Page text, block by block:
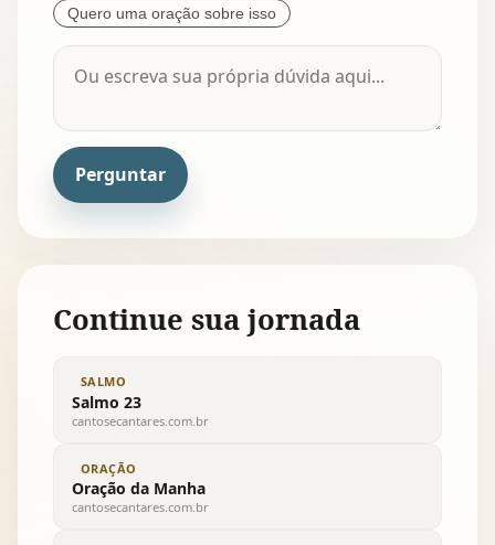
Quero uma oração sobre isso
Perguntar
Continue sua jornada
SALMO
Salmo 23
cantosecantares.com.br
ORAÇÃO
Oração da Manha
cantosecantares.com.br